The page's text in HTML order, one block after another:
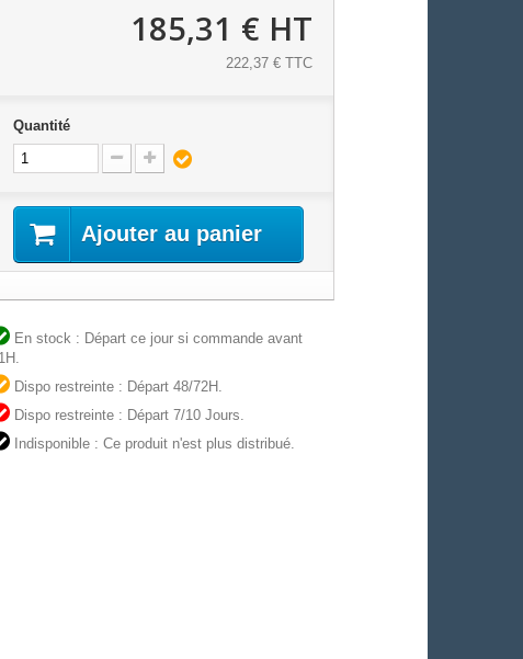
185,31 € HT
222,37 € TTC
Quantité
Ajouter au panier
En stock : Départ ce jour si commande avant
Dispo restreinte : Départ 48/72H.
Dispo restreinte : Départ 7/10 Jours.
Indisponible : Ce produit n'est plus distribué.